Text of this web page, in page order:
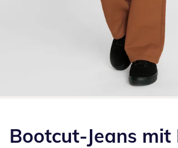
Bootcut-Jeans mit